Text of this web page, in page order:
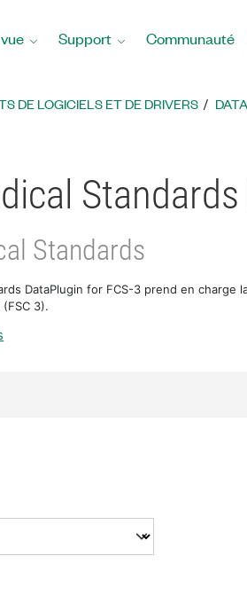
Support Communauté
DE LOGICIELS ET DE DRIVERS
Standards
DataPlugin for FCS-3 prend en
3).